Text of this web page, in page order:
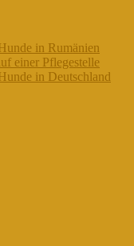
in Rumänien
einer Pflegestelle
in Deutschland